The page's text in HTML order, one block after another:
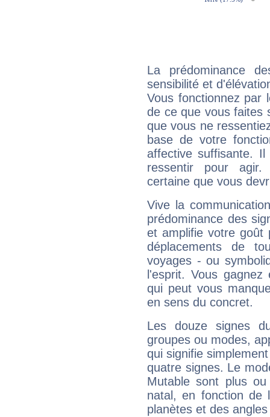
La prédominance
sensibilité et
Vous fonctionnez
de ce que vous faites
que vous ne
base de votre
affective suffisante.
ressentir pour agir.
certaine que vous
Vive la
prédominance des
et amplifie votre goût
déplacements de
voyages - ou
l'esprit. Vous
qui peut vous
en sens du concret.
Les douze signes
groupes ou modes,
qui signifie
quatre signes. Le
Mutable sont plus
natal, en fonction de
planètes et des